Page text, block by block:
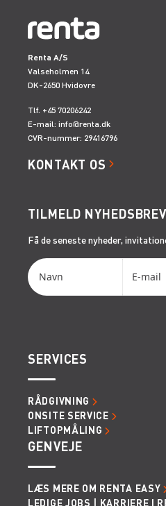
Renta A/S
Valseholmen 14
DK-2650 Hvidovre
Tlf. +45 70206242
E-mail: info@renta.dk
CVR-nummer: 29416796
KONTAKT OS
TILMELD NYHEDSBREV
Få de seneste nyheder,
SERVICES
RÅDGIVNING
ONSITE SERVICE
LIFTOPMÅLING
GENVEJE
LÆS MERE OM RENTA EASY
LEDIGE JOBS | KARRIERE I